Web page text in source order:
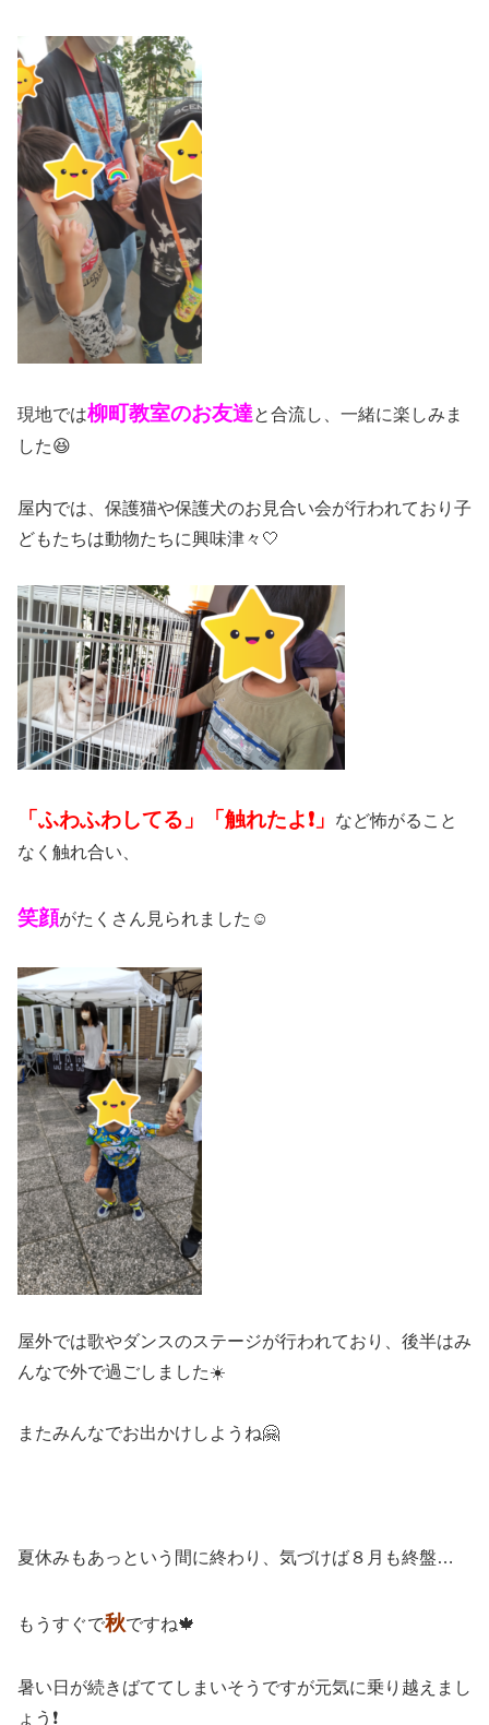
現地では柳町教室のお友達と合流し、一緒に楽しみま
した😆
屋内では、保護猫や保護犬のお見合い会が行われており子
どもたちは動物たちに興味津々🤍
「ふわふわしてる」「触れたよ❗」
など怖がること
なく触れ合い、
笑顔がたくさん見られました☺️
屋外では歌やダンスのステージが行われており、後半はみ
んなで外で過ごしました☀️
またみんなでお出かけしようね🤗
夏休みもあっという間に終わり、気づけば８月も終盤…
もうすぐで秋ですね🍁
暑い日が続きばててしまいそうですが元気に乗り越えまし
ょう❗